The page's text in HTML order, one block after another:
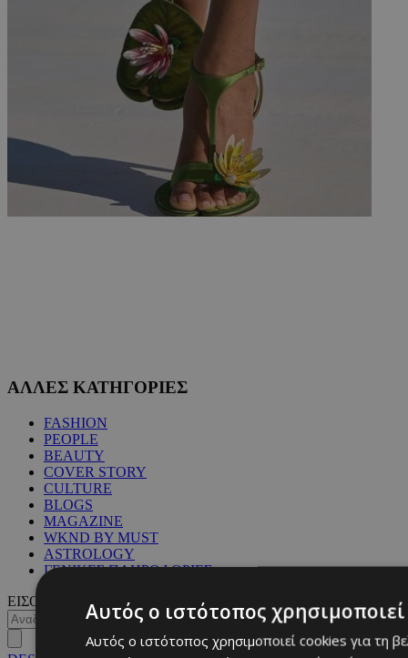
ΑΛΛΕΣ ΚΑΤΗΓΟΡΙΕΣ
FASHION
PEOPLE
BEAUTY
COVER STORY
CULTURE
BLOGS
MAGAZINE
WKND BY MUST
ASTROLOGY
ΓΕΝΙΚΕΣ ΠΛΗΡΟΦΟΡΙΕΣ
ΕΙΣΟΔΟΣ
Αυτός ο ιστότοπος
Αυτός ο ιστότοπος χρησιμοποιεί cookies για τη